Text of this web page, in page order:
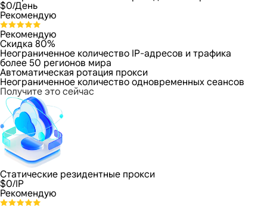
$0/День
Рекомендую
Рекомендую
Скидка 80%
Неограниченное количество IP-адресов и трафика
более 50 регионов мира
Автоматическая ротация прокси
Неограниченное количество одновременных сеансов
Получите это сейчас
Статические резидентные прокси
$0/IP
Рекомендую